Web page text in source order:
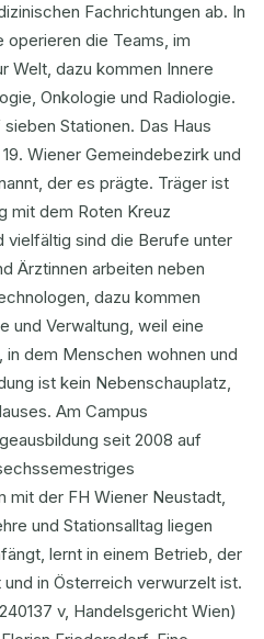
Fachrichtungen ab. In
operieren die Teams, im
Welt, dazu kommen Innere
Onkologie und Radiologie.
Stationen. Das Haus
Wiener Gemeindebezirk und
der es prägte. Träger ist
mit dem Roten Kreuz
vielfältig sind die Berufe unter
Ärztinnen arbeiten neben
dazu kommen
und Verwaltung, weil eine
in dem Menschen wohnen und
ist kein Nebenschauplatz,
Am Campus
seit 2008 auf
mit der FH Wiener Neustadt,
und Stationsalltag liegen
lernt in einem Betrieb, der
in Österreich verwurzelt ist.
v, Handelsgericht Wien)